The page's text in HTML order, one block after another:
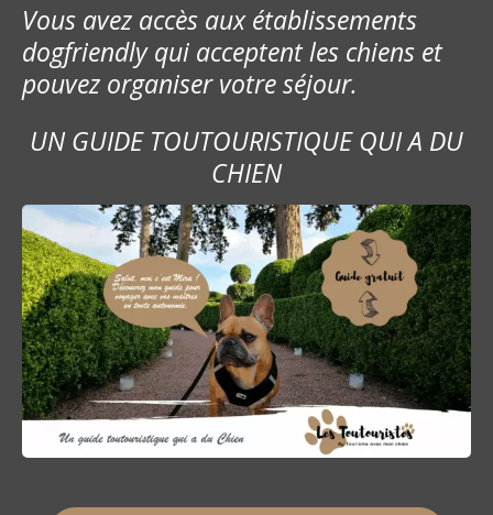
Vous avez accès aux établissements
dogfriendly qui acceptent les chiens et
pouvez organiser votre séjour.
UN GUIDE TOUTOURISTIQUE QUI A DU
CHIEN